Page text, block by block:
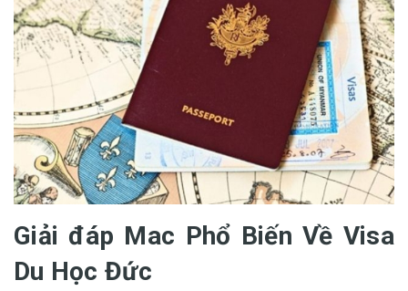
Giải đáp Mac Phổ Biến Về Visa
Du Học Đức